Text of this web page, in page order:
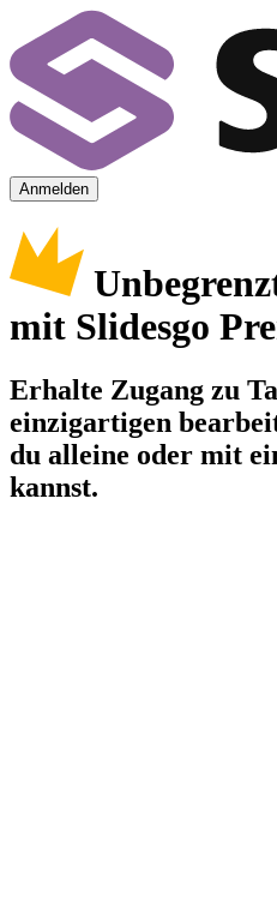
Anmelden
mit Slidesgo
Erhalte Zugang zu
einzigartigen
du alleine oder mit
kannst.